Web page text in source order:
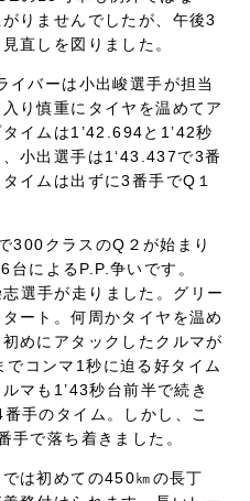
りませんでしたが、午後3
直しを図りました。
イバーは小出峻選手が担当
り慎重にタイヤを温めてア
イムは1’42.694と1’42秒
小出選手は1‘43.437で3番
イムは出ずに3番手でQ１
300クラスのQ２が始まり
によるP.P.争いです。
選手が走りました。グリー
ート。何周かタイヤを温め
めにアタックしたクルマが
コンマ1秒に迫る好タイム
マも1’43秒台前半で続き
手のタイム。しかし、こ
手で落ち着きました。
は初めての450㎞の長丁